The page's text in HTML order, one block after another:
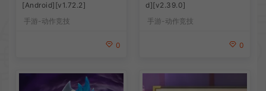
[Android][v1.72.2]
手游-动作竞技
0
d][v2.39.0]
手游-动作竞技
0